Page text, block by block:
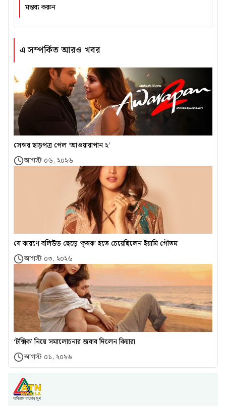
এ সম্পর্কিত আরও খবর
সেন্সর ছাড়পত্র পেল ‘আওয়ারাপান ২’
আগস্ট ০৬, ২০২৬
যে কারণে বলিউড ছেড়ে ‘কৃষক’ হতে চেয়েছিলেন ইয়ামি গৌতম
আগস্ট ০৩, ২০২৬
‘টক্সিক’ নিয়ে সমালোচনার জবাব দিলেন কিয়ারা
আগস্ট ০১, ২০২৬
মন্তব্য করুন